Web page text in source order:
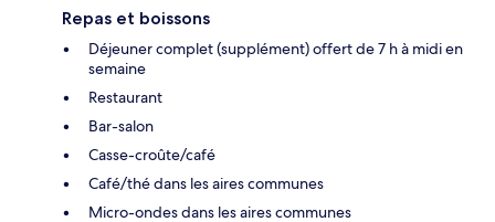
Repas et boissons
Déjeuner complet (supplément) offert de 7 h à midi en
semaine
Restaurant
Bar-salon
Casse-croûte/café
Café/thé dans les aires communes
Micro-ondes dans les aires communes